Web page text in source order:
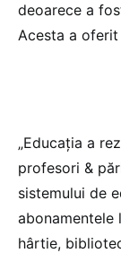
deoarece a
Acesta a
„Educația a
profesori &
sistemului de
abonamentele
hârtie,